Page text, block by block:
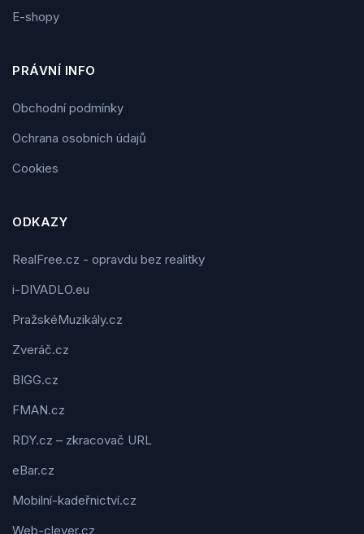
E-shopy
PRÁVNÍ INFO
Obchodní podmínky
Ochrana osobních údajů
Cookies
ODKAZY
RealFree.cz - opravdu bez realitky
i-DIVADLO.eu
PražskéMuzikály.cz
Zveráč.cz
BIGG.cz
FMAN.cz
RDY.cz – zkracovač URL
eBar.cz
Mobilní-kadeřnictví.cz
Web-clever.cz